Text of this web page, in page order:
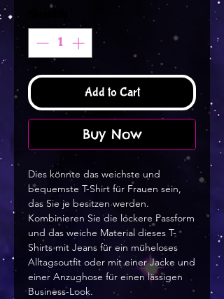
Add to Cart
Buy Now
Dies könnte das weichste und
bequemste T-Shirt für Frauen sein,
das Sie je besitzen werden.
Kombinieren Sie die lockere Passform
und das weiche Material dieses T-
Shirts mit Jeans für ein müheloses
Alltagsoutfit oder mit einer Jacke und
einer Anzughose für einen lässigen
Business-Look.